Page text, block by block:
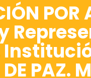
POR
DE